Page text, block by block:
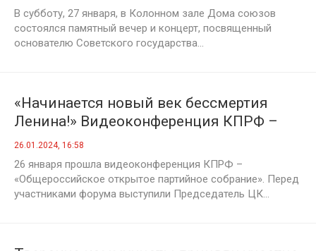
В субботу, 27 января, в Колонном зале Дома союзов
состоялся памятный вечер и концерт, посвященный
основателю Советского государства...
«Начинается новый век бессмертия
Ленина!» Видеоконференция КПРФ –
«Общероссийское открытое партийное
собрание»
26.01.2024, 16:58
26 января прошла видеоконференция КПРФ –
«Общероссийское открытое партийное собрание». Перед
участниками форума выступили Председатель ЦК...